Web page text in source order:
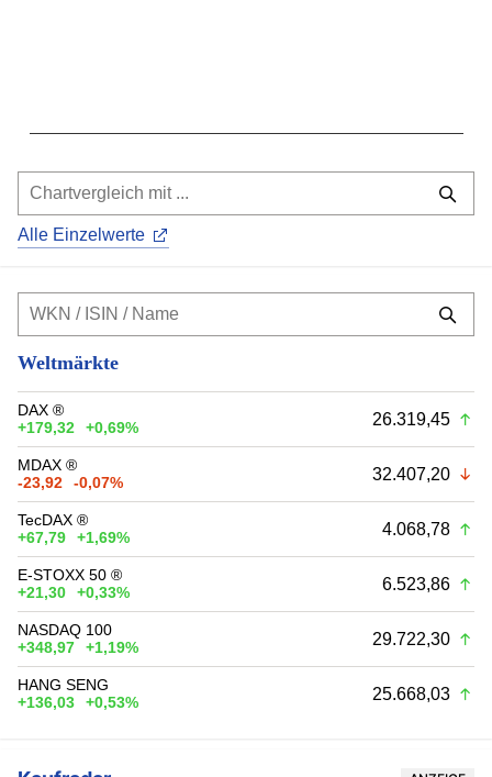
Alle Einzelwerte
Weltmärkte
DAX ®
+179,32
+0,69% 26.319,45
MDAX ®
-23,92
-0,07% 32.407,20
TecDAX ®
+67,79
+1,69% 4.068,78
E-STOXX 50 ®
+21,30
+0,33% 6.523,86
NASDAQ 100
+348,97
+1,19% 29.722,30
HANG SENG
+136,03
+0,53% 25.668,03